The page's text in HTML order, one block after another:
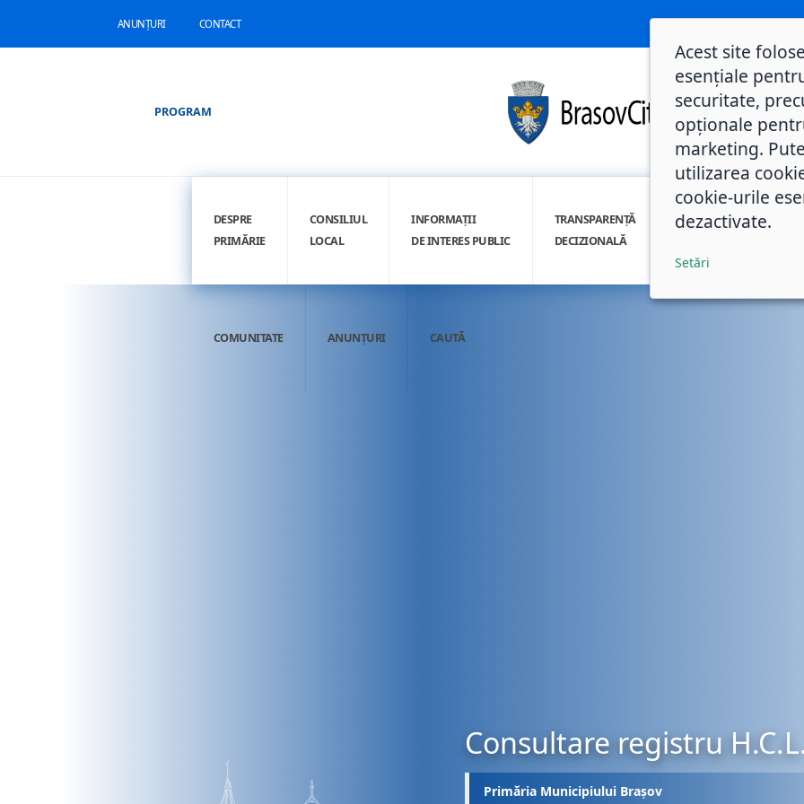
ANUNȚURI CONTACT
PROGRAM
DESPRE
PRIMĂRIE
CONSILIUL
LOCAL
INFORMAȚII
DE INTERES PUBLIC
TRANSPARENȚĂ
DECIZIONALĂ
INTEGRITATE
COMUNITATE ANUNȚURI CAUTĂ
Consultare registru
Primăria Municipiului Brașov
Acest site
esențiale
securitate,
opționale
marketing.
utilizarea
cookie-urile
dezactivate.
Setări